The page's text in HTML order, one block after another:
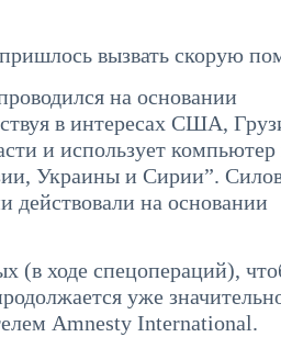
вызвать скорую
на основании
в интересах США,
и использует компьютер
Украины и Сирии”.
действовали на основании
(в ходе спецопераций),
уже
Amnesty International.